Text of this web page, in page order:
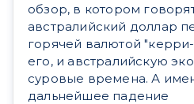
обзор, в котором
австралийский доллар
горячей валютой
его, и австралийскую
суровые времена. А
дальнейшее падение